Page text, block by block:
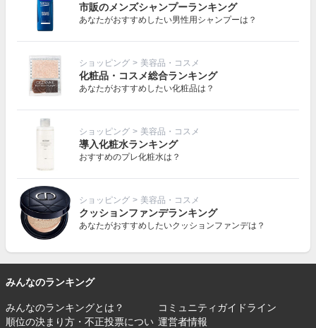
市販のメンズシャンプーランキング
あなたがおすすめしたい男性用シャンプーは？
ショッピング > 美容品・コスメ
化粧品・コスメ総合ランキング
あなたがおすすめしたい化粧品は？
ショッピング > 美容品・コスメ
導入化粧水ランキング
おすすめのプレ化粧水は？
ショッピング > 美容品・コスメ
クッションファンデランキング
あなたがおすすめしたいクッションファンデは？
みんなのランキング
みんなのランキングとは？
コミュニティガイドライン
順位の決まり方・不正投票につい 運営者情報